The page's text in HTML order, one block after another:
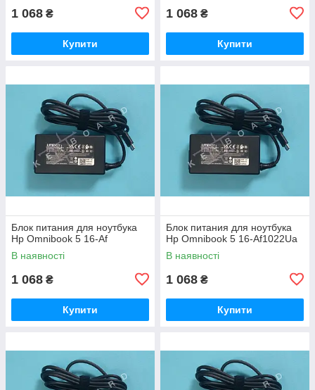
1 068 ₴
Купити
1 068 ₴
Купити
Блок питания для ноутбука
Hp Omnibook 5 16-Af
В наявності
1 068 ₴
Купити
Блок питания для ноутбука
Hp Omnibook 5 16-Af1022Ua
В наявності
1 068 ₴
Купити